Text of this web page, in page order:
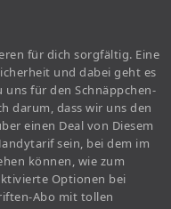
für dich sorgfältig. Eine
und dabei geht es
uns für den Schnäppchen-
darum, dass wir uns den
einen Deal von Diesem
sein, bei dem im
können, wie zum
Optionen bei
Abo mit tollen